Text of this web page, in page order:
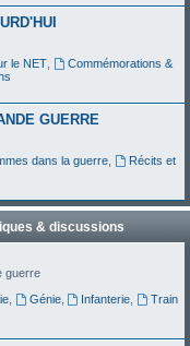
le NET,
Commémorations &
GUERRE
dans la guerre,
Récits et
& discussions
guerre
, Génie, Infanterie
Train